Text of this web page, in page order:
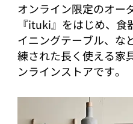
オンライン限定のオー
『ituki』をはじめ、
イニングテーブル、な
練された長く使える家
ンラインストアです。